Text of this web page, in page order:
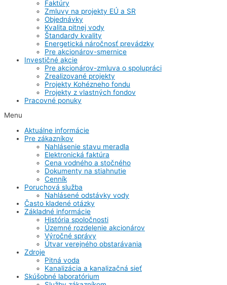
Faktúry
Zmluvy na projekty EÚ a SR
Objednávky
Kvalita pitnej vody
Štandardy kvality
Energetická náročnosť prevádzky
Pre akcionárov-smernice
Investičné akcie
Pre akcionárov-zmluva o spolupráci
Zrealizované projekty
Projekty Kohézneho fondu
Projekty z vlastných fondov
Pracovné ponuky
Menu
Aktuálne informácie
Pre zákazníkov
Nahlásenie stavu meradla
Elektronická faktúra
Cena vodného a stočného
Dokumenty na stiahnutie
Cenník
Poruchová služba
Nahlásené odstávky vody
Často kladené otázky
Základné informácie
História spoločnosti
Územné rozdelenie akcionárov
Výročné správy
Útvar verejného obstarávania
Zdroje
Pitná voda
Kanalizácia a kanalizačná sieť
Skúšobné laboratórium